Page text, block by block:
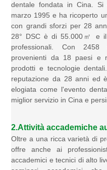
dentale fondata in Cina.
marzo 1995 e ha ricoperto
con grandi sforzi per 28
28° DSC è di 55.000㎡ e
professionali. Con
provenienti da 18 paesi e
prodotti e tecnologie
reputazione da 28 anni ed
elogiata come l'evento
miglior servizio in Cina e
2.Attività accademiche
Oltre a una ricca varietà di
offre anche ai
accademici e tecnici di alto